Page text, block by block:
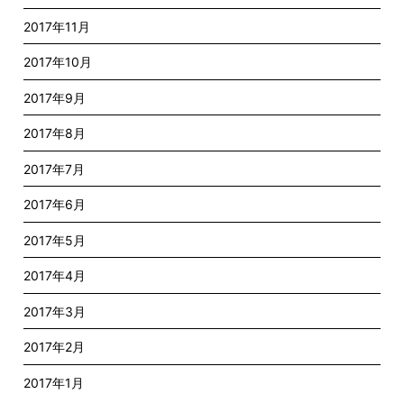
2017年11月
2017年10月
2017年9月
2017年8月
2017年7月
2017年6月
2017年5月
2017年4月
2017年3月
2017年2月
2017年1月